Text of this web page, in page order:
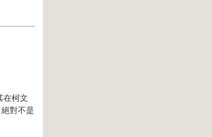
在柯文
對不是